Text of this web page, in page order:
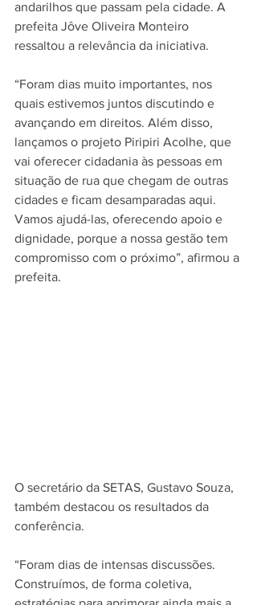
andarilhos que passam pela cidade. A
prefeita Jôve Oliveira Monteiro
ressaltou a relevância da iniciativa.
“Foram dias muito importantes, nos
quais estivemos juntos discutindo e
avançando em direitos. Além disso,
lançamos o projeto Piripiri Acolhe, que
vai oferecer cidadania às pessoas em
situação de rua que chegam de outras
cidades e ficam desamparadas aqui.
Vamos ajudá-las, oferecendo apoio e
dignidade, porque a nossa gestão tem
compromisso com o próximo”, afirmou a
prefeita.
O secretário da SETAS, Gustavo Souza,
também destacou os resultados da
conferência.
“Foram dias de intensas discussões.
Construímos, de forma coletiva,